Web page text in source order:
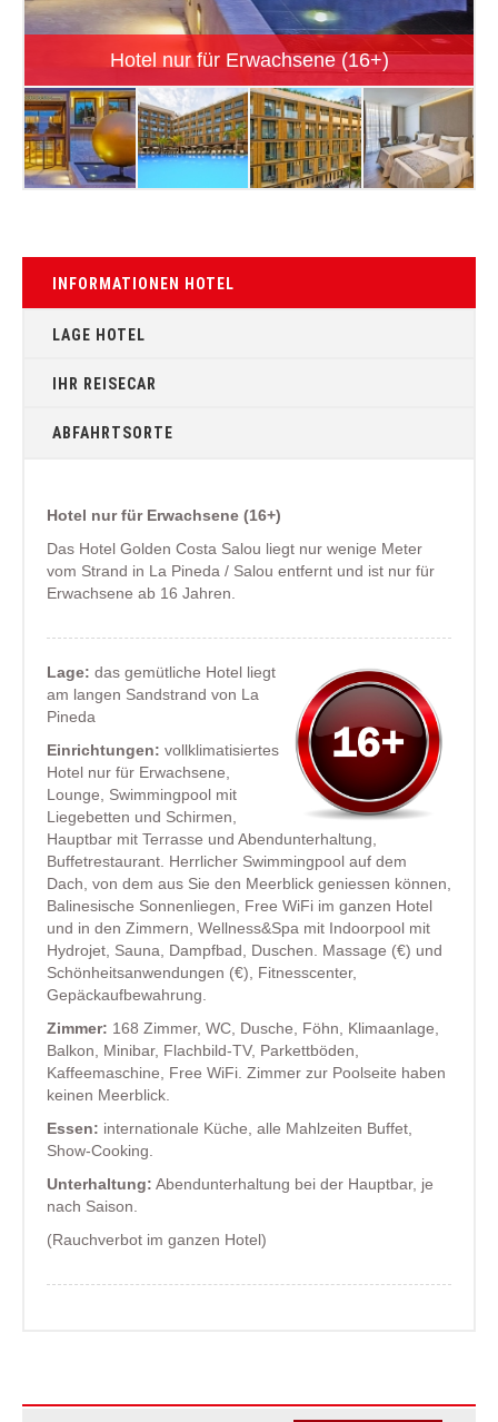
Hotel nur für Erwachsene (16+)
INFORMATIONEN HOTEL
LAGE HOTEL
IHR REISECAR
ABFAHRTSORTE
Hotel nur für Erwachsene (16+)
Das Hotel Golden Costa Salou liegt nur wenige Meter
vom Strand in La Pineda / Salou entfernt und ist nur für
Erwachsene ab 16 Jahren.
Lage: das gemütliche Hotel liegt
am langen Sandstrand von La
Pineda
Einrichtungen: vollklimatisiertes
Hotel nur für Erwachsene,
Lounge, Swimmingpool mit
Liegebetten und Schirmen,
Hauptbar mit Terrasse und Abendunterhaltung,
Buffetrestaurant. Herrlicher Swimmingpool auf dem
Dach, von dem aus Sie den Meerblick geniessen können,
Balinesische Sonnenliegen, Free WiFi im ganzen Hotel
und in den Zimmern, Wellness&Spa mit Indoorpool mit
Hydrojet, Sauna, Dampfbad, Duschen. Massage (€) und
Schönheitsanwendungen (€), Fitnesscenter,
Gepäckaufbewahrung.
Zimmer: 168 Zimmer, WC, Dusche, Föhn, Klimaanlage,
Balkon, Minibar, Flachbild-TV, Parkettböden,
Kaffeemaschine, Free WiFi. Zimmer zur Poolseite haben
keinen Meerblick.
Essen: internationale Küche, alle Mahlzeiten Buffet,
Show-Cooking.
Unterhaltung: Abendunterhaltung bei der Hauptbar, je
nach Saison.
(Rauchverbot im ganzen Hotel)